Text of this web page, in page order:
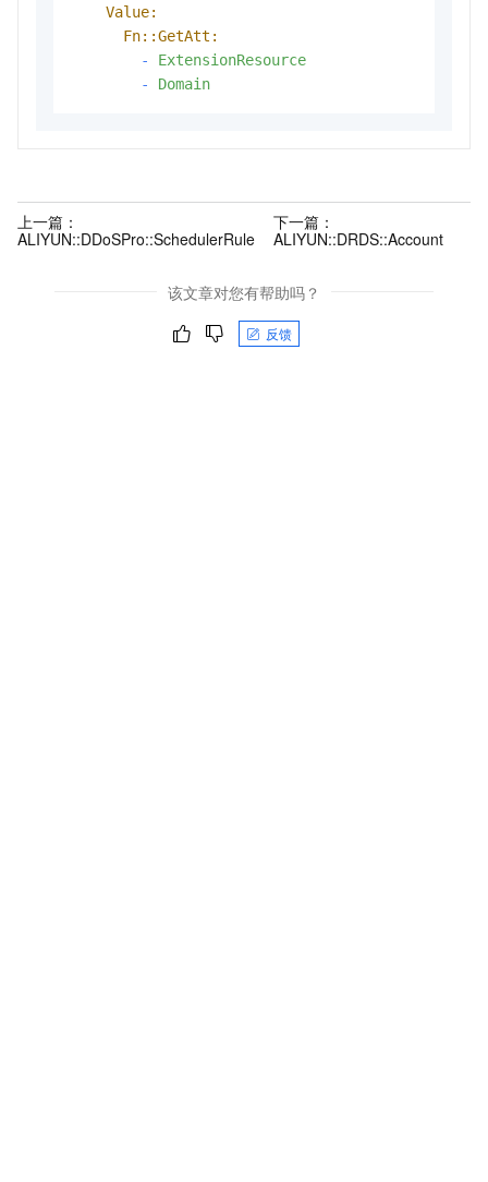
Value:
Fn::GetAtt:
-
ExtensionResource
-
Domain
上一篇：
ALIYUN::DDoSPro::SchedulerRule
下一篇：
ALIYUN::DRDS::Account
该文章对您有帮助吗？
反馈